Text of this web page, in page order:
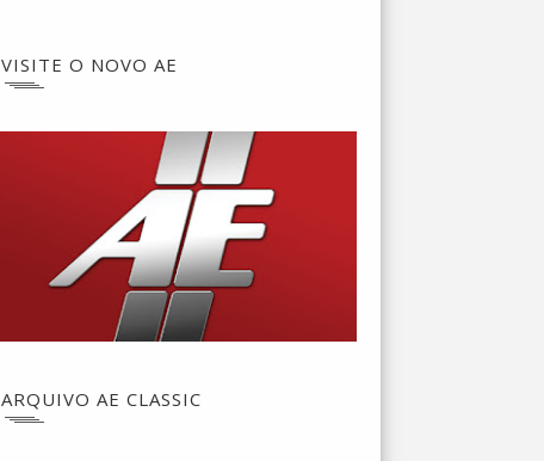
VISITE O NOVO AE
ARQUIVO AE CLASSIC